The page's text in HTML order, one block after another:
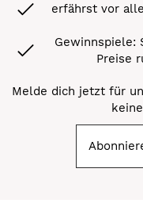
erfährst vor
Gewinnspiele:
Preise
Melde dich jetzt für